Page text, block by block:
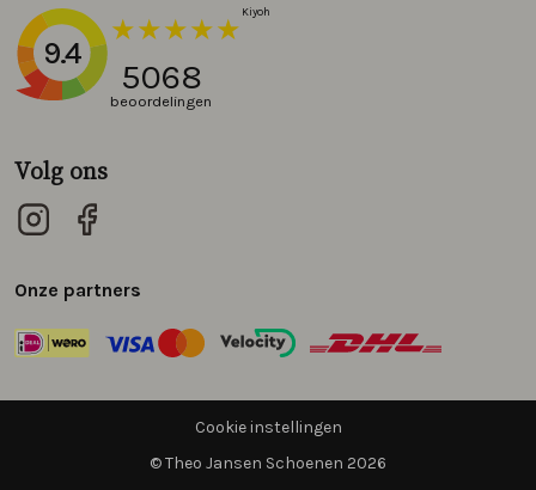
9.4
5068
beoordelingen
Volg ons
Onze partners
Cookie instellingen
© Theo Jansen Schoenen 2026